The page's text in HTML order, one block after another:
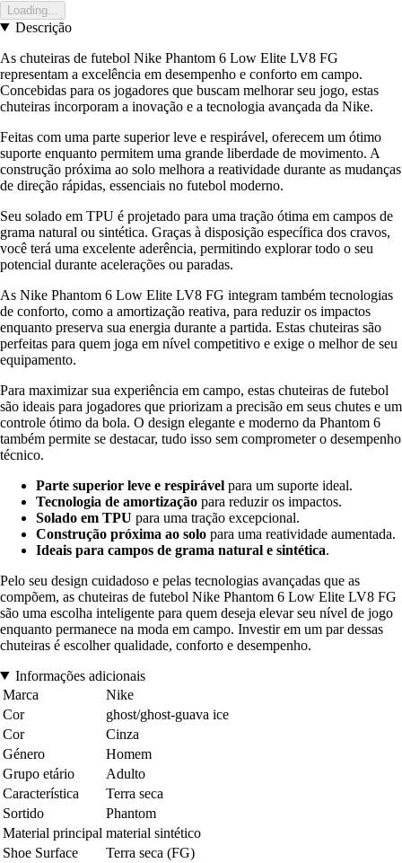
Loading...
Descrição
As chuteiras de futebol Nike Phantom 6 Low Elite LV8 FG
representam a excelência em desempenho e conforto em campo.
Concebidas para os jogadores que buscam melhorar seu jogo, estas
chuteiras incorporam a inovação e a tecnologia avançada da Nike.
Feitas com uma parte superior leve e respirável, oferecem um ótimo
suporte enquanto permitem uma grande liberdade de movimento. A
construção próxima ao solo melhora a reatividade durante as mudanças
de direção rápidas, essenciais no futebol moderno.
Seu solado em TPU é projetado para uma tração ótima em campos de
grama natural ou sintética. Graças à disposição específica dos cravos,
você terá uma excelente aderência, permitindo explorar todo o seu
potencial durante acelerações ou paradas.
As Nike Phantom 6 Low Elite LV8 FG integram também tecnologias
de conforto, como a amortização reativa, para reduzir os impactos
enquanto preserva sua energia durante a partida. Estas chuteiras são
perfeitas para quem joga em nível competitivo e exige o melhor de seu
equipamento.
Para maximizar sua experiência em campo, estas chuteiras de futebol
são ideais para jogadores que priorizam a precisão em seus chutes e um
controle ótimo da bola. O design elegante e moderno da Phantom 6
também permite se destacar, tudo isso sem comprometer o desempenho
técnico.
Parte superior leve e respirável para um suporte ideal.
Tecnologia de amortização para reduzir os impactos.
Solado em TPU para uma tração excepcional.
Construção próxima ao solo para uma reatividade aumentada.
Ideais para campos de grama natural e sintética.
Pelo seu design cuidadoso e pelas tecnologias avançadas que as
compõem, as chuteiras de futebol Nike Phantom 6 Low Elite LV8 FG
são uma escolha inteligente para quem deseja elevar seu nível de jogo
enquanto permanece na moda em campo. Investir em um par dessas
chuteiras é escolher qualidade, conforto e desempenho.
Informações adicionais
Marca
Nike
Cor
ghost/ghost-guava ice
Cor
Cinza
Género
Homem
Grupo etário
Adulto
Característica
Terra seca
Sortido
Phantom
Material principal material sintético
Shoe Surface
Terra seca (FG)